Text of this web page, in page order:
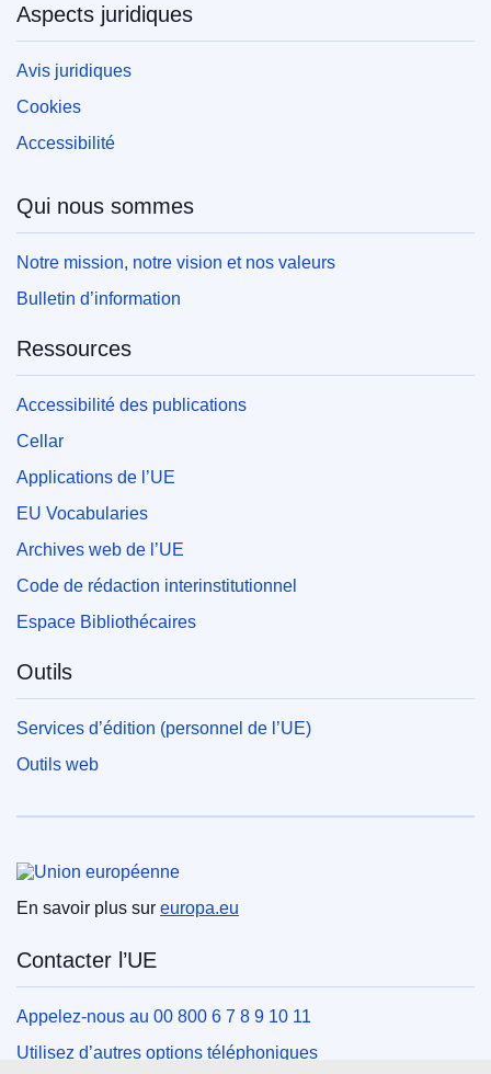
Aspects juridiques
Avis juridiques
Cookies
Accessibilité
Qui nous sommes
Notre mission, notre vision et nos valeurs
Bulletin d’information
Ressources
Accessibilité des publications
Cellar
Applications de l’UE
EU Vocabularies
Archives web de l’UE
Code de rédaction interinstitutionnel
Espace Bibliothécaires
Outils
Services d’édition (personnel de l’UE)
Outils web
En savoir plus sur europa.eu
Contacter l’UE
Appelez-nous au 00 800 6 7 8 9 10 11
Utilisez d’autres options téléphoniques